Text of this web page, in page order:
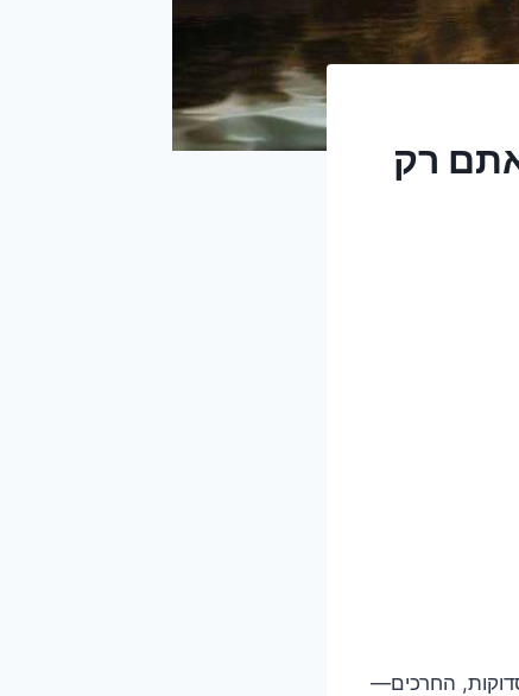
באתם רק
החרכים—